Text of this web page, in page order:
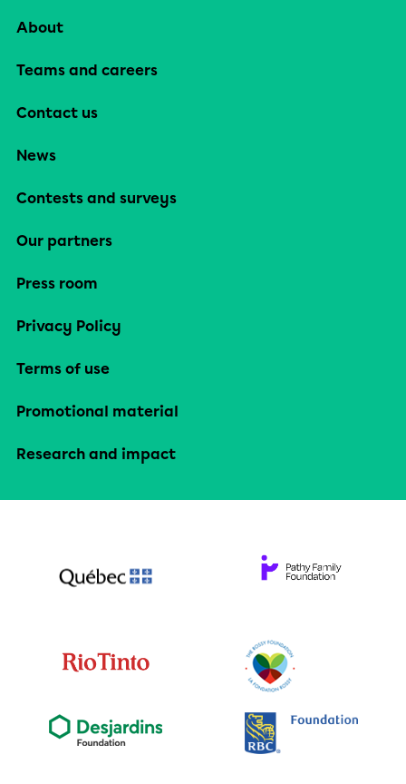
About
Teams and careers
Contact us
News
Contests and surveys
Our partners
Press room
Privacy Policy
Terms of use
Promotional material
Research and impact